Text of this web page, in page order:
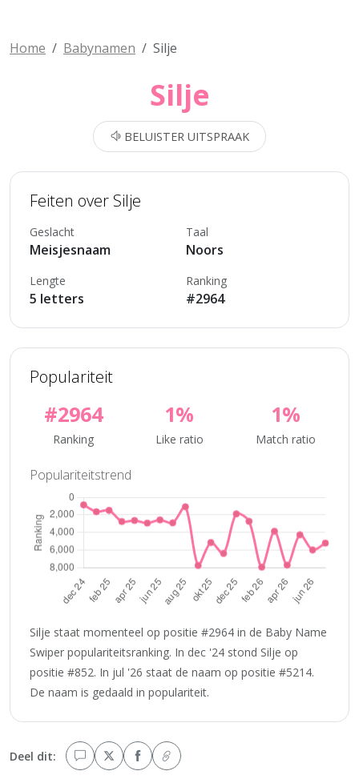
Home Babynamen Silje
Silje
BELUISTER UITSPRAAK
Feiten over Silje
Geslacht
Meisjesnaam
Taal
Noors
Lengte
5 letters
Ranking
#2964
Populariteit
#2964
Ranking
1%
Like ratio
1%
Match ratio
Populariteitstrend
Silje staat momenteel op positie #2964 in de Baby Name
Swiper populariteitsranking. In dec '24 stond Silje op
positie #852. In jul '26 staat de naam op positie #5214.
De naam is gedaald in populariteit.
Deel dit: